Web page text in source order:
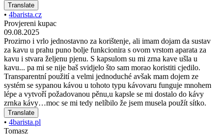
Translate
• 4barista.cz
Provjereni kupac
09.08.2025
Prozirno i vrlo jednostavno za korištenje, ali imam dojam da sustav
za kavu u prahu puno bolje funkcionira s ovom vrstom aparata za
kavu i stvara željenu pjenu. S kapsulom su mi zrna kave ušla u
kavu... pa mi se nije baš svidjelo što sam morao koristiti cjedilo.
Transparentní použití a velmi jednoduché avšak mam dojem ze
systém se sypanou kávou u tohoto typu kávovaru funguje mnohem
lépe a vytvoří požadovanou pěnu,u kapsle se mi dostalo do kávy
zrnka kávy…moc se mi tedy nelíbilo že jsem musela použít sítko.
Translate
• 4barista.pl
Tomasz